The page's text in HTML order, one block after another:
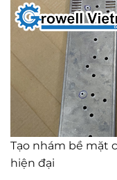
Tạo nhám bề mặt
hiện đại